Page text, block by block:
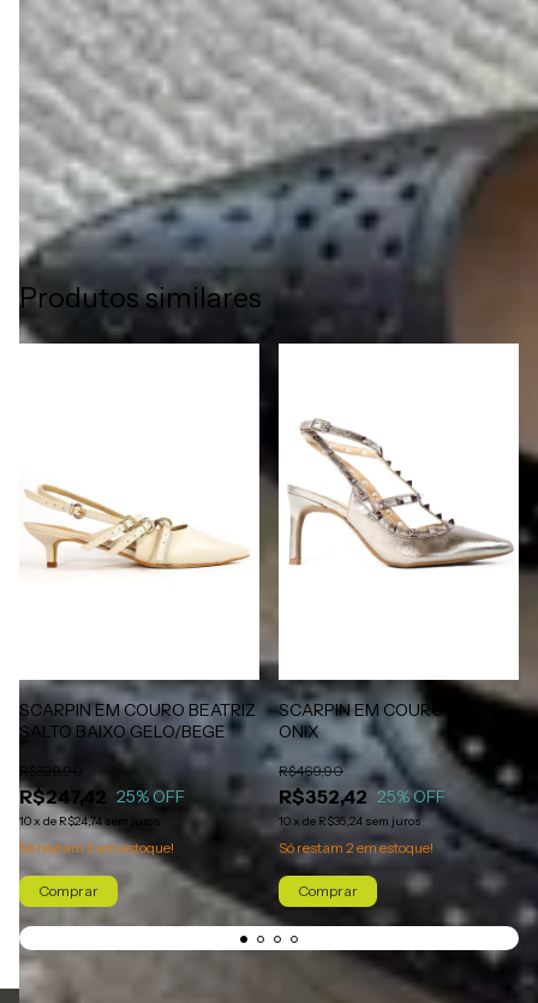
Além de conforto, os sapatos Liazzi em couro
legítimo entregam elegância e sofisticação,
tornando-se peças únicas para completar qualquer
look com estilo e autenticidade.
Produtos similares
SCARPIN EM COURO BEATRIZ
SALTO BAIXO GELO/BEGE
R$247,42
R$329,90
25% OFF
10x de R$24,74sem juros
Só restam 2 em estoque!
Comprar
SCARPIN EM COURO ZARA
ONIX
R$352,42
R$469,90
25% OFF
10x de R$35,24 sem juros
Só restam 2 em estoque!
Comprar